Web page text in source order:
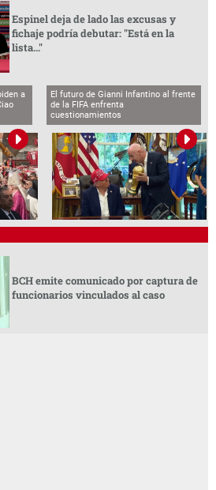
Espinel deja de lado las excusas y
fichaje podría debutar: "Está en la
lista..."
a
El futuro de Gianni Infantino al frente
de la FIFA enfrenta
cuestionamientos
BCH emite comunicado por captura de
funcionarios vinculados al caso